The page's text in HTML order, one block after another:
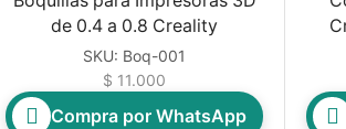
de 0.4 a 0.8 Creality
SKU: Boq-001
$ 11.000
Compra por WhatsApp